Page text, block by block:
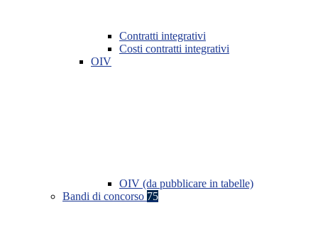
Contratti integrativi
Costi contratti integrativi
OIV
OIV (da pubblicare in tabelle)
Bandi di concorso 75